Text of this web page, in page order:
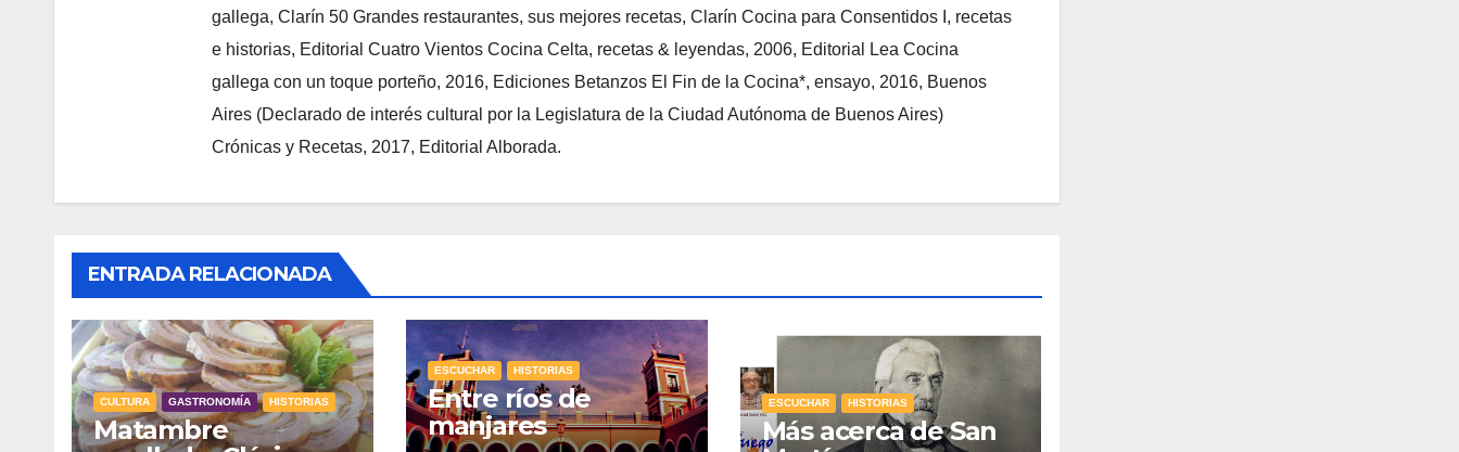
gallega, Clarín 50 Grandes restaurantes, sus mejores recetas, Clarín Cocina para Consentidos I, recetas
e historias, Editorial Cuatro Vientos Cocina Celta, recetas & leyendas, 2006, Editorial Lea Cocina
gallega con un toque porteño, 2016, Ediciones Betanzos El Fin de la Cocina*, ensayo, 2016, Buenos
Aires (Declarado de interés cultural por la Legislatura de la Ciudad Autónoma de Buenos Aires)
Crónicas y Recetas, 2017, Editorial Alborada.
ENTRADA RELACIONADA
CULTURA GASTRONOMÍA HISTORIAS
Matambre
ESCUCHAR HISTORIAS
Entre ríos de
manjares
ESCUCHAR HISTORIAS
Más acerca de San